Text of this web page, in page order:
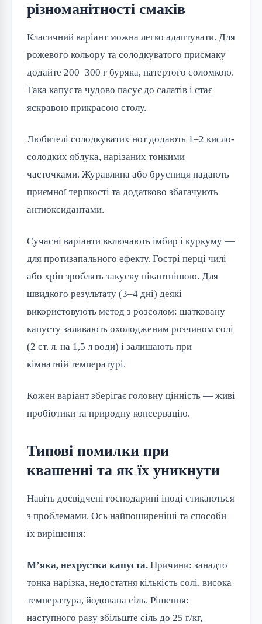
різноманітності смаків
Класичний варіант можна легко адаптувати. Для
рожевого кольору та солодкуватого присмаку
додайте 200–300 г буряка, натертого соломкою.
Така капуста чудово пасує до салатів і стає
яскравою прикрасою столу.
Любителі солодкуватих нот додають 1–2 кисло-
солодких яблука, нарізаних тонкими
часточками. Журавлина або брусниця надають
приємної терпкості та додатково збагачують
антиоксидантами.
Сучасні варіанти включають імбир і куркуму —
для протизапального ефекту. Гострі перці чилі
або хрін зроблять закуску пікантнішою. Для
швидкого результату (3–4 дні) деякі
використовують метод з розсолом: шатковану
капусту заливають охолодженим розчином солі
(2 ст. л. на 1,5 л води) і залишають при
кімнатній температурі.
Кожен варіант зберігає головну цінність — живі
пробіотики та природну консервацію.
Типові помилки при
квашенні та як їх уникнути
Навіть досвідчені господарині іноді стикаються
з проблемами. Ось найпоширеніші та способи
їх вирішення:
М’яка, нехрустка капуста. Причини: занадто
тонка нарізка, недостатня кількість солі, висока
температура, йодована сіль. Рішення:
наступного разу збільште сіль до 25 г/кг,